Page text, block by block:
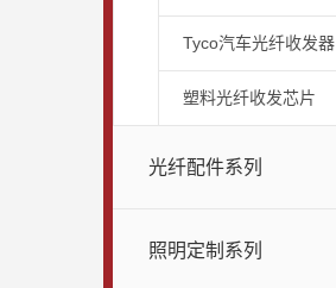
Tyco汽车光纤收发器
塑料光纤收发芯片
光纤配件系列
照明定制系列